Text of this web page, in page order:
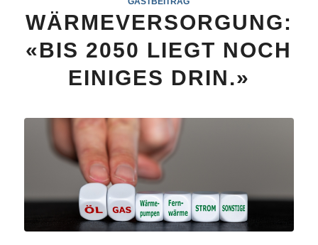
WÄRMEVERSORGUNG:
«BIS 2050 LIEGT NOCH
EINIGES DRIN.»